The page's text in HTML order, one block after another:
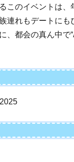
このイベントは、
連れもデートにも
、都会の真ん中で